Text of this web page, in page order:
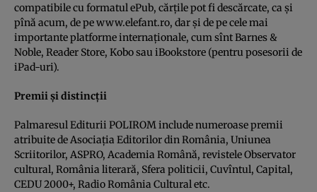
compatibile cu formatul ePub, cărţile pot fi descărcate, ca şi
pînă acum, de pe www.elefant.ro, dar şi de pe cele mai
importante platforme internaţionale, cum sînt Barnes &
Noble, Reader Store, Kobo sau iBookstore (pentru posesorii de
iPad-uri).
Premii şi distincţii
Palmaresul Editurii POLIROM include numeroase premii
atribuite de Asociaţia Editorilor din România, Uniunea
Scriitorilor, ASPRO, Academia Română, revistele Observator
cultural, România literară, Sfera politicii, Cuvîntul, Capital,
CEDU 2000+, Radio România Cultural etc.